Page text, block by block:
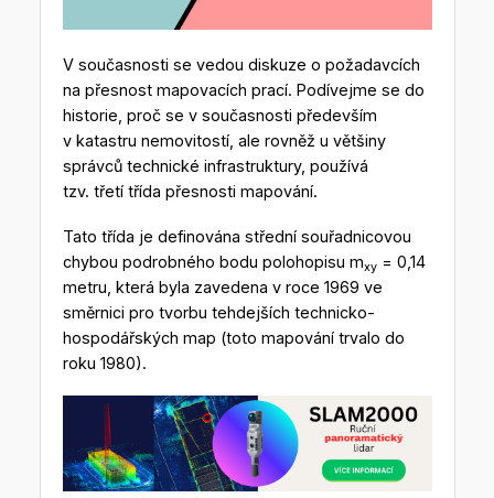
V současnosti se vedou diskuze o požadavcích
na přesnost mapovacích prací. Podívejme se do
historie, proč se v současnosti především
v katastru nemovitostí, ale rovněž u většiny
správců technické infrastruktury, používá
tzv. třetí třída přesnosti mapování.
Tato třída je definována střední souřadnicovou
chybou podrobného bodu polohopisu mxy= 0,14
metru, která byla zavedena v roce 1969 ve
směrnici pro tvorbu tehdejších technicko-
hospodářských map (toto mapování trvalo do
roku 1980).